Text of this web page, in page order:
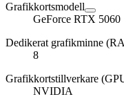
Grafikkortsmodell
GeForce RTX 5060
Dedikerat grafikminne
8
Grafikkortstillverkare
NVIDIA